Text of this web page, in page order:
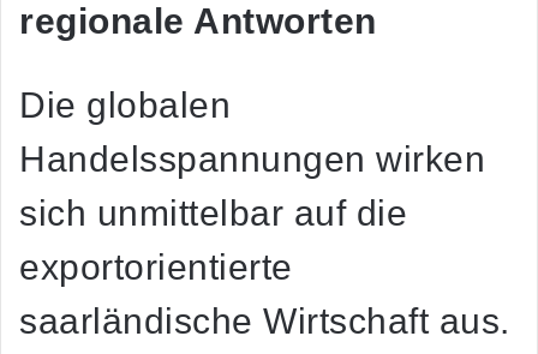
regionale Antworten
Die globalen
Handelsspannungen wirken
sich unmittelbar auf die
exportorientierte
saarländische Wirtschaft aus.